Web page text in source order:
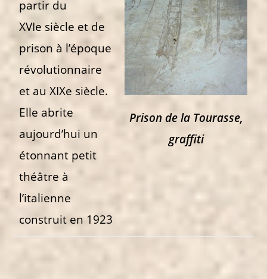
partir du
XVIe siècle et de
prison à l’époque
révolutionnaire
et au XIXe siècle.
Elle abrite
aujourd’hui un
étonnant petit
théâtre à
l’italienne
construit en 1923
Prison de la Tourasse,
graffiti